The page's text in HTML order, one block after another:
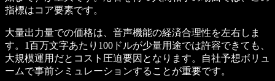
指標はコア要素です。
大量出力量での価格は、音声機能の経済合理性を左右しま
す。1百万文字あたり100ドルが少量用途では許容できても、
大規模運用だとコスト圧迫要因となります。自社予想ボリュ
ームで事前シミュレーションすることが重要です。